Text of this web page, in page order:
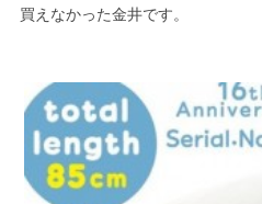
買えなかった金井です。